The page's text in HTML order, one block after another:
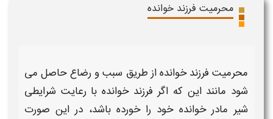
محرمیت فرزند خوانده
محرمیت فرزند خواندهاز طریق سبب و رضاع حاصل می
شود مانند این که اگر فرزند خوانده با رعایت شرایطی
شیر مادر خواندهخود را خورده باشد، در این صورت